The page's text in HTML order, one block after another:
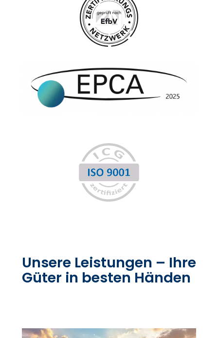
Unsere Leistungen – Ihre
Güter in besten Händen